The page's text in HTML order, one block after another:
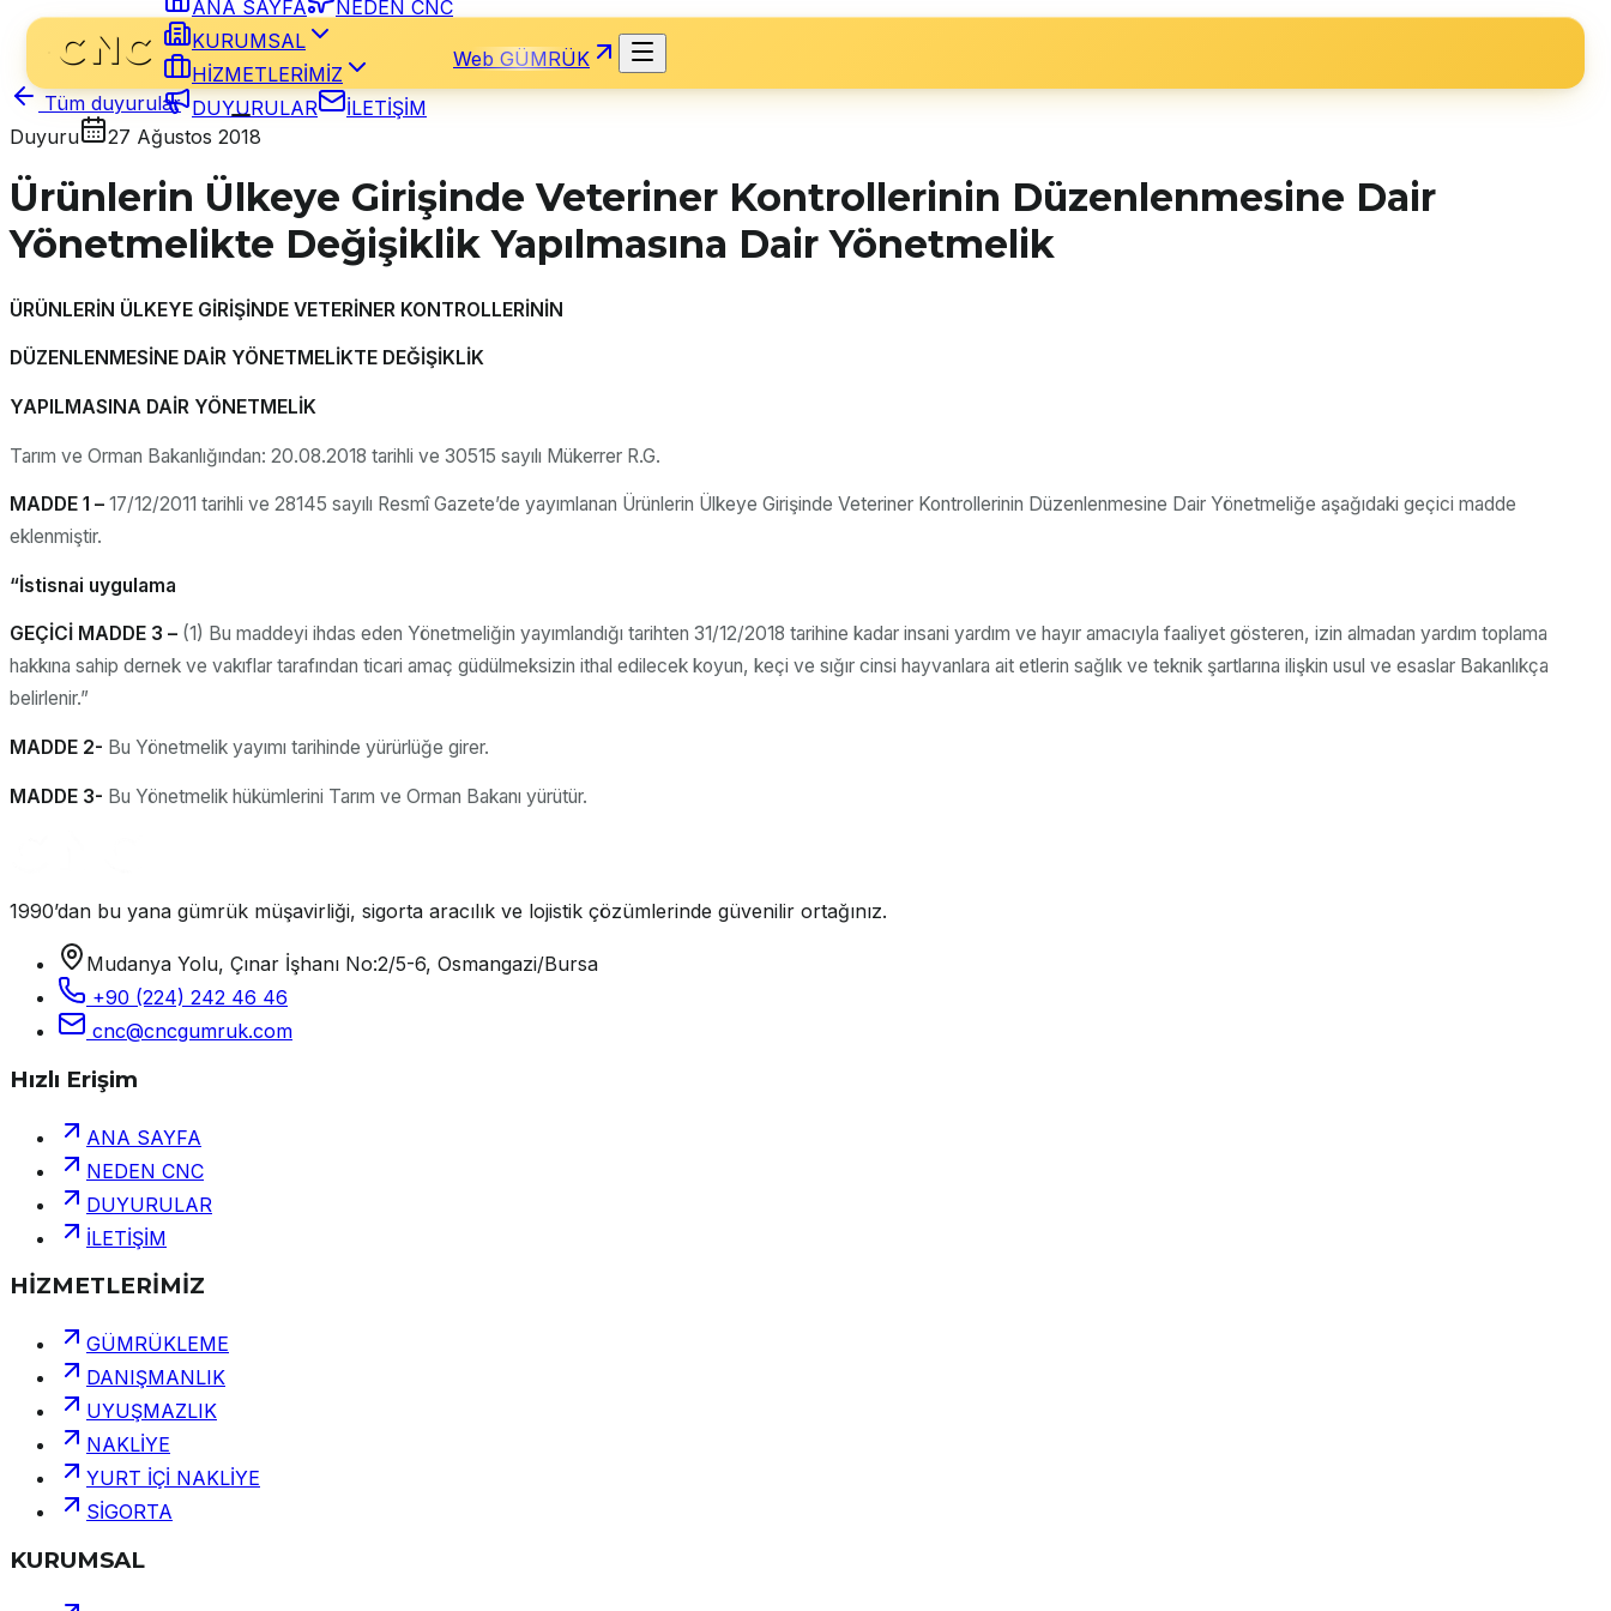
ANA SAYFA
NEDEN CNC
KURUMSAL
HİZMETLERİMİZ
DUYURULAR
İLETİŞİM
Web GÜMRÜK
Tüm duyurular
Duyuru
27 Ağustos 2018
Ürünlerin Ülkeye Girişinde Veteriner Kontrollerinin Düzenlenmesine Dair
Yönetmelikte Değişiklik Yapılmasına Dair Yönetmelik
ÜRÜNLERİN ÜLKEYE GİRİŞİNDE VETERİNER KONTROLLERİNİN
DÜZENLENMESİNE DAİR YÖNETMELİKTE DEĞİŞİKLİK
YAPILMASINA DAİR YÖNETMELİK
Tarım ve Orman Bakanlığından: 20.08.2018 tarihli ve 30515 sayılı Mükerrer R.G.
MADDE 1 – 17/12/2011 tarihli ve 28145 sayılı Resmî Gazete’de yayımlanan Ürünlerin Ülkeye Girişinde Veteriner Kontrollerinin Düzenlenmesine Dair Yönetmeliğe aşağıdaki geçici madde
eklenmiştir.
“İstisnai uygulama
GEÇİCİ MADDE 3 – (1) Bu maddeyi ihdas eden Yönetmeliğin yayımlandığı tarihten 31/12/2018 tarihine kadar insani yardım ve hayır amacıyla faaliyet gösteren, izin almadan yardım toplama
hakkına sahip dernek ve vakıflar tarafından ticari amaç güdülmeksizin ithal edilecek koyun, keçi ve sığır cinsi hayvanlara ait etlerin sağlık ve teknik şartlarına ilişkin usul ve esaslar Bakanlıkça
belirlenir.”
MADDE 2- Bu Yönetmelik yayımı tarihinde yürürlüğe girer.
MADDE 3- Bu Yönetmelik hükümlerini Tarım ve Orman Bakanı yürütür.
1990’dan bu yana gümrük müşavirliği, sigorta aracılık ve lojistik çözümlerinde güvenilir ortağınız.
Mudanya Yolu, Çınar İşhanı No:2/5-6, Osmangazi/Bursa
+90 (224) 242 46 46
cnc@cncgumruk.com
Hızlı Erişim
ANA SAYFA
NEDEN CNC
DUYURULAR
İLETİŞİM
HİZMETLERİMİZ
GÜMRÜKLEME
DANIŞMANLIK
UYUŞMAZLIK
NAKLİYE
YURT İÇİ NAKLİYE
SİGORTA
KURUMSAL